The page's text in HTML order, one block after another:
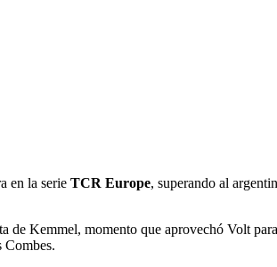
en la serie TCR Europe, superando al
de Kemmel, momento que aprovechó Volt
Combes.